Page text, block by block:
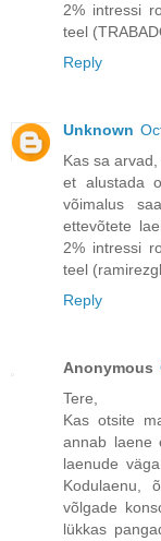
2% intressi
teel
Reply
Unknown
Kas sa
et alustada
võimalus
ettevõtete
2% intressi
teel
Reply
Anonymous
Tere,
Kas otsite
annab laene
laenude
Kodulaenu,
võlgade
lükkas